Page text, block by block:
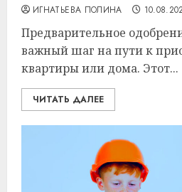
ИГНАТЬЕВА ПОЛИНА
Предварительное
важный шаг на пути к
квартиры или дома. Этот...
ЧИТАТЬ ДАЛЕЕ